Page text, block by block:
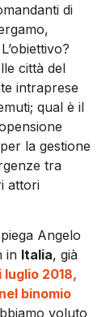
di
città del
intraprese
qual è il
la gestione
tra
attori
Angelo
in Italia, già
2018,
binomio
voluto